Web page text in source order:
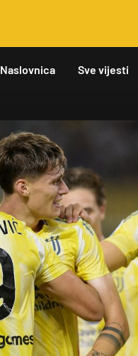
Naslovnica Sve vijesti